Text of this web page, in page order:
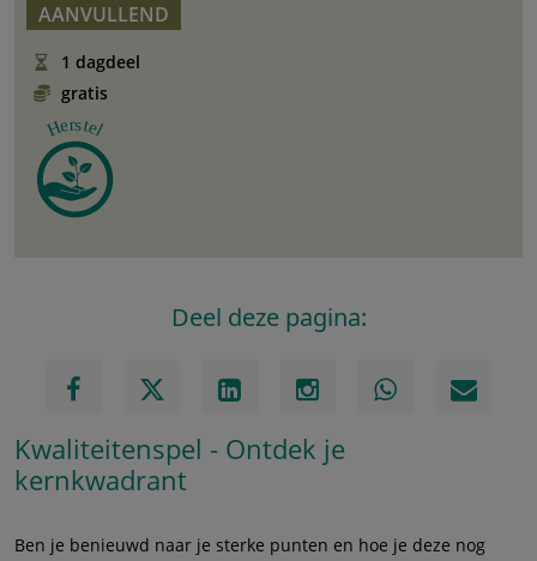
AANVULLEND
1 dagdeel
gratis
Deel deze pagina:
Kwaliteitenspel - Ontdek je
kernkwadrant
Ben je benieuwd naar je sterke punten en hoe je deze nog